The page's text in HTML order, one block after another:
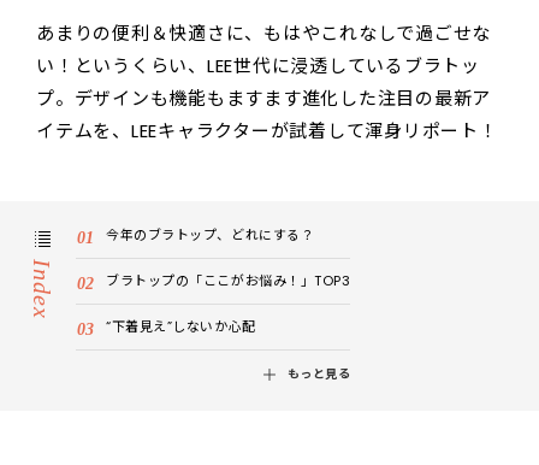
あまりの便利＆快適さに、もはやこれなしで過ごせな
い！というくらい、LEE世代に浸透しているブラトッ
プ。デザインも機能もますます進化した注目の最新ア
イテムを、LEEキャラクターが試着して渾身リポート！
Index
今年のブラトップ、どれにする？
ブラトップの「ここがお悩み！」TOP3
“下着見え”しないか心配
もっと見る